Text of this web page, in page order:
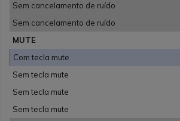
Sem cancelamento de ruído
Sem cancelamento de ruído
MUTE
Com tecla mute
Sem tecla mute
Sem tecla mute
Sem tecla mute